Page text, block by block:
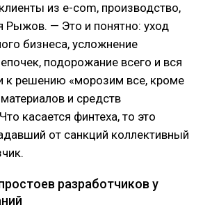
из e-com, производство,
Рыжов. — Это и понятно: уход
бизнеса, усложнение
подорожание всего и вся
к решению «морозим все, кроме
и средств
касается финтеха, то это
от санкций коллективный
разработчиков у